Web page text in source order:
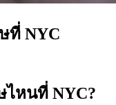
ที่ NYC
ไหนที่ NYC?